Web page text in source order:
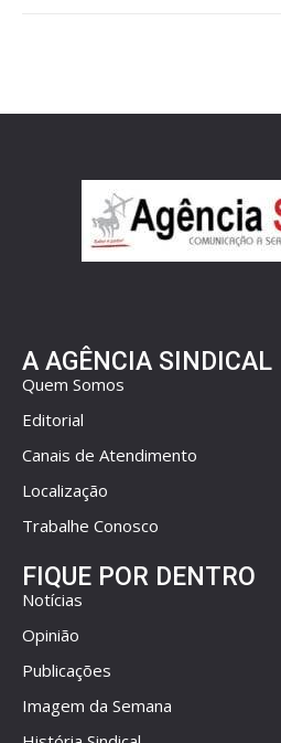
A AGÊNCIA SINDICAL
Quem Somos
Editorial
Canais de Atendimento
Localização
Trabalhe Conosco
FIQUE POR DENTRO
Notícias
Opinião
Publicações
Imagem da Semana